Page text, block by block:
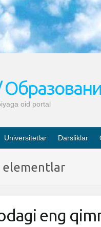
oid portal
Universitetlar Darsliklar
elementlar
eng